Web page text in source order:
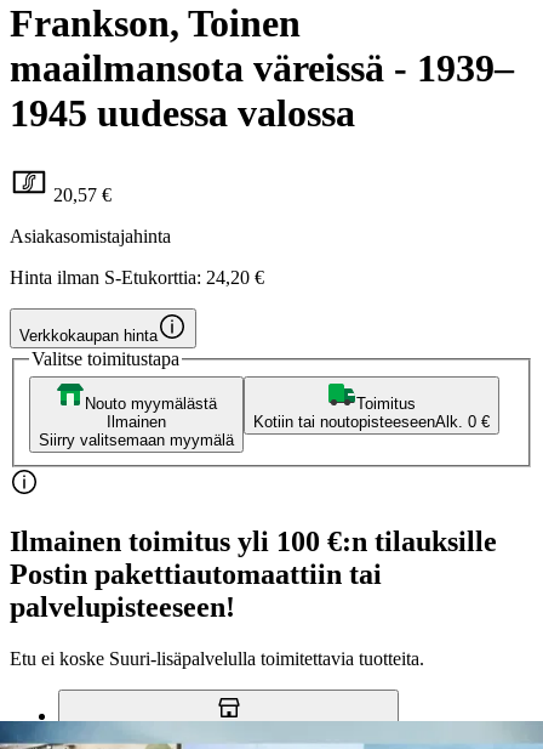
Frankson, Toinen
maailmansota väreissä - 1939–
1945 uudessa valossa
20,57 €
Asiakasomistajahinta
Hinta ilman S-Etukorttia: 24,20 €
Verkkokaupan hinta
Valitse toimitustapa
Nouto myymälästä
Ilmainen
Siirry valitsemaan myymälä
Toimitus
Kotiin tai noutopisteeseenAlk. 0 €
Ilmainen toimitus yli 100 €:n tilauksille
Postin pakettiautomaattiin tai
palvelupisteeseen!
Etu ei koske Suuri‑lisäpalvelulla toimitettavia tuotteita.